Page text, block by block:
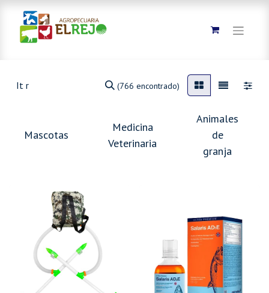
(766 encontrado)
Mascotas
Medicina
Veterinaria
Animales
de
granja